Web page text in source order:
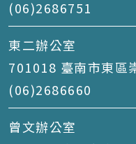
(06)2686751
東二辦公室
701018 臺南市東區
(06)2686660
曾文辦公室